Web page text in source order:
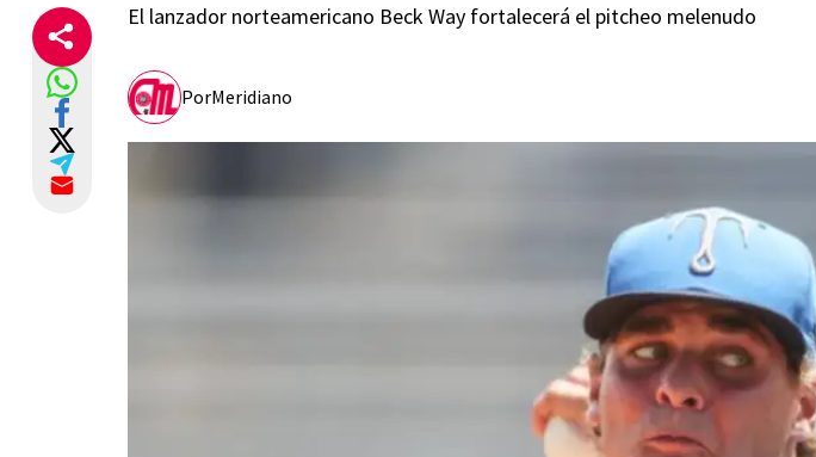
El lanzador norteamericano Beck Way fortalecerá el pitcheo melenudo
PorMeridiano